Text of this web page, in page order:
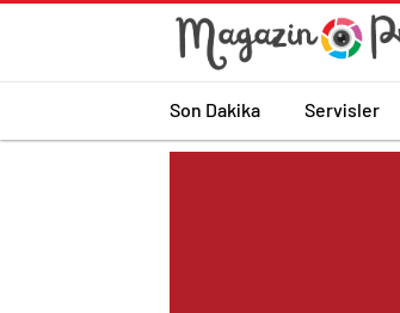
Son Dakika Servisler